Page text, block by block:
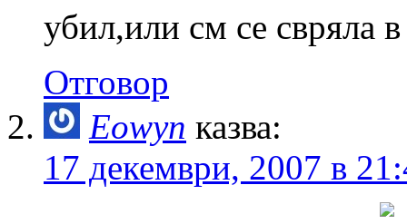
убил,или см се свряла
Отговор
Eowyn казва:
17 декември, 2007 в